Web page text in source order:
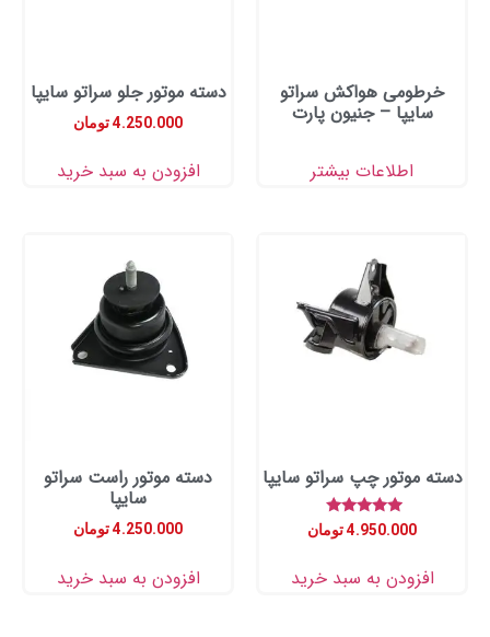
هواکش سراتو
– جنیون پارت
اطلاعات بیشتر
دسته موتور جلو سراتو سایپا
4.250.000تومان
افزودن به سبد خرید
چپ سراتو سایپا
امتیاز
5.00
4.950.000تومان
به سبد خرید
دسته موتور راست سراتو
4.250.000تومان
افزودن به سبد خرید